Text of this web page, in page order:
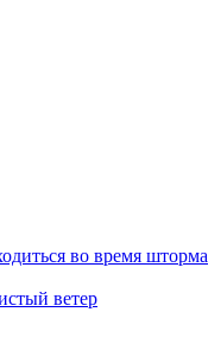
во время шторма
ветер